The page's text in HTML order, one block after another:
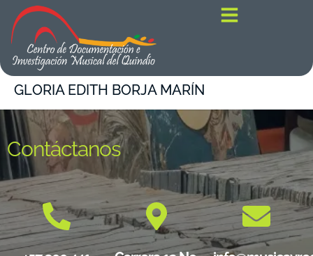
contenido
GLORIA EDITH BORJA MARÍN
Contáctanos